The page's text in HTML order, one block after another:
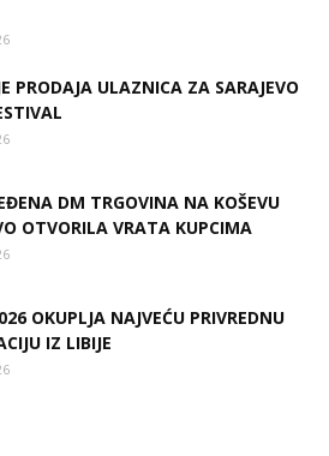
PRODAJA ULAZNICA ZA SARAJEVO
DM TRGOVINA NA KOŠEVU
OTVORILA VRATA KUPCIMA
OKUPLJA NAJVEĆU PRIVREDNU
IZ LIBIJE